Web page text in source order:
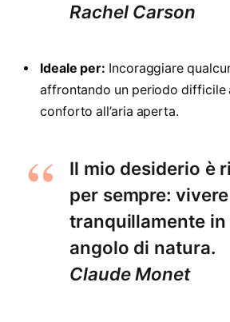
Rachel Carson
Ideale per: Incoraggiare
affrontando un periodo difficile
conforto all’aria aperta.
Il mio desiderio è
per sempre: vivere
tranquillamente
angolo di natura.
Claude Monet